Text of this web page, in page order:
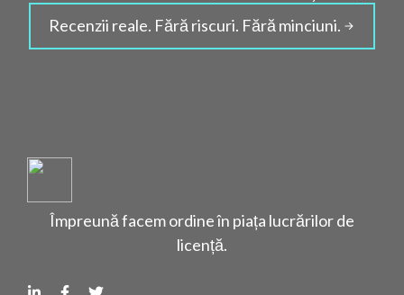
Recenzii reale. Fără riscuri. Fără minciuni.
Împreună facem ordine în piața lucrărilor de
licență.